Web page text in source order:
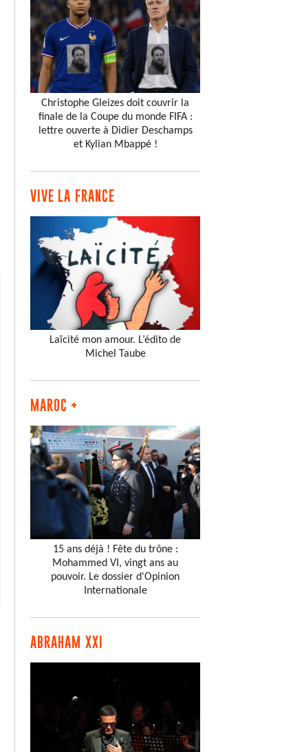
Christophe Gleizes doit couvrir la
finale de la Coupe du monde FIFA :
lettre ouverte à Didier Deschamps
et Kylian Mbappé !
VIVE LA FRANCE
Laïcité mon amour. L’édito de
Michel Taube
MAROC +
15 ans déjà ! Fête du trône :
Mohammed VI, vingt ans au
pouvoir. Le dossier d'Opinion
Internationale
ABRAHAM XXI